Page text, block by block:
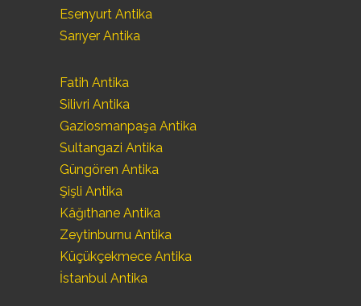
Esenyurt Antika
Sarıyer Antika
Fatih Antika
Silivri Antika
Gaziosmanpaşa Antika
Sultangazi Antika
Güngören Antika
Şişli Antika
Kâğıthane Antika
Zeytinburnu Antika
Küçükçekmece Antika
İstanbul Antika